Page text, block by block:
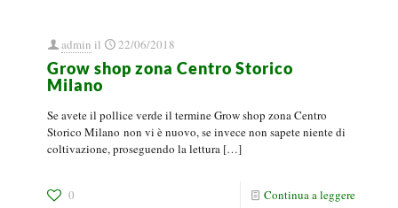
admin il 22/06/2018
Grow shop zona Centro Storico
Milano
Se avete il pollice verde il termine Grow shop zona Centro
Storico Milano non vi è nuovo, se invece non sapete niente di
coltivazione, proseguendo la lettura […]
0 Continua a leggere